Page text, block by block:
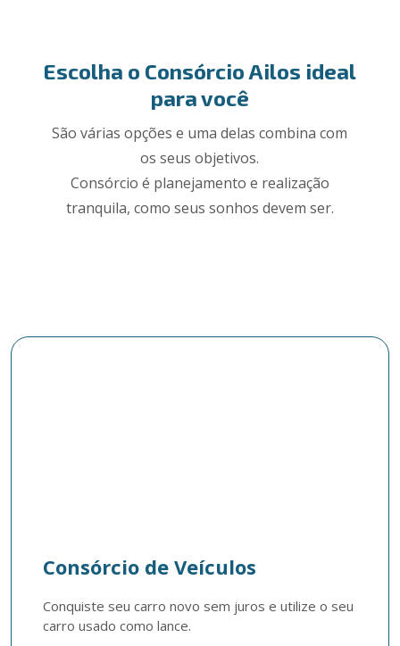
Escolha o Consórcio Ailos ideal
para você
São várias opções e uma delas combina com
os seus objetivos.
Consórcio é planejamento e realização
tranquila, como seus sonhos devem ser.
Consórcio de Veículos
Conquiste seu carro novo sem juros e utilize o seu
carro usado como lance.